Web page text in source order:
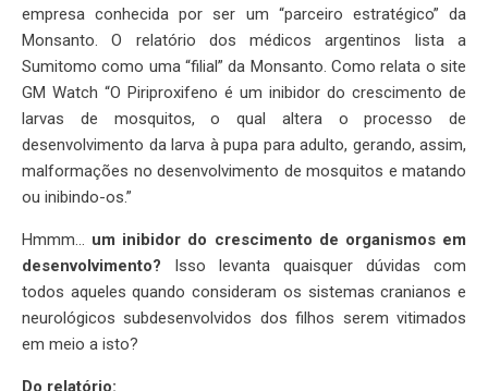
empresa conhecida por ser um “parceiro estratégico” da
Monsanto. O relatório dos médicos argentinos lista a
Sumitomo como uma “filial” da Monsanto. Como relata o site
GM Watch “O Piriproxifeno é um inibidor do crescimento de
larvas de mosquitos, o qual altera o processo de
desenvolvimento da larva à pupa para adulto, gerando, assim,
malformações no desenvolvimento de mosquitos e matando
ou inibindo-os.”
Hmmm… um inibidor do crescimento de organismos em
desenvolvimento? Isso levanta quaisquer dúvidas com
todos aqueles quando consideram os sistemas cranianos e
neurológicos subdesenvolvidos dos filhos serem vitimados
em meio a isto?